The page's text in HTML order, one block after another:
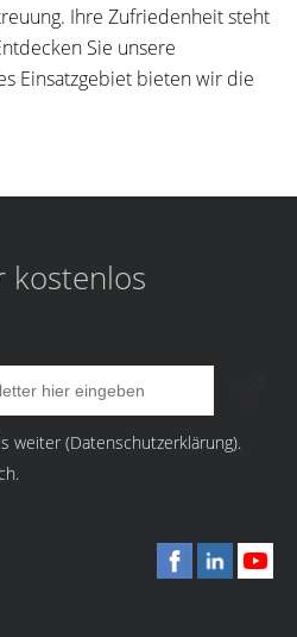
Ihre Zufriedenheit steht
Sie unsere
Einsatzgebiet bieten wir die
kostenlos
weiter (Datenschutzerklärung).